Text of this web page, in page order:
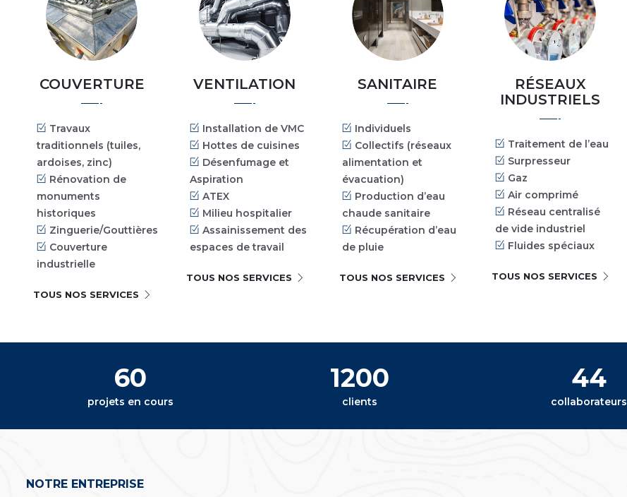
COUVERTURE
Travaux
traditionnels (tuiles,
ardoises, zinc)
Rénovation de
monuments
historiques
Zinguerie/Gouttières
Couverture
industrielle
TOUS NOS SERVICES
VENTILATION
Installation de VMC
Hottes de cuisines
Désenfumage et
Aspiration
ATEX
Milieu hospitalier
Assainissement des
espaces de travail
TOUS NOS SERVICES
SANITAIRE
Individuels
Collectifs (réseaux
alimentation et
évacuation)
Production d’eau
chaude sanitaire
Récupération d’eau
de pluie
TOUS NOS SERVICES
RÉSEAUX
INDUSTRIELS
Traitement de l’eau
Surpresseur
Gaz
Air comprimé
Réseau centralisé
de vide industriel
Fluides spéciaux
TOUS NOS SERVICES
60
projets en cours
1200
clients
44
collaborateurs
NOTRE ENTREPRISE